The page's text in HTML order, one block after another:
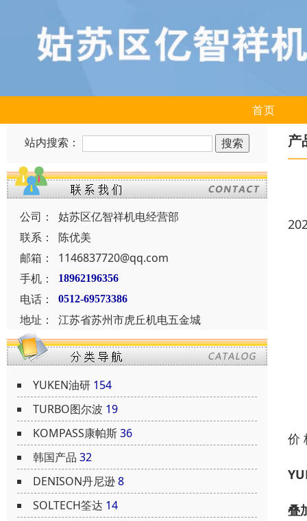
首页
站内搜索：
公司：
姑苏区亿智祥机电经营部
联系：
陈优美
邮箱：
1146837720@qq.com
手机：
18962196356
电话： 0512-69573386
地址： 江苏省苏州市虎丘机电五金城
YUKEN油研 154
TURBO图尔波 19
KOMPASS康帕斯36
韩国产品 32
DENISON丹尼逊8
SOLTECH筌达 14
产
价
叠